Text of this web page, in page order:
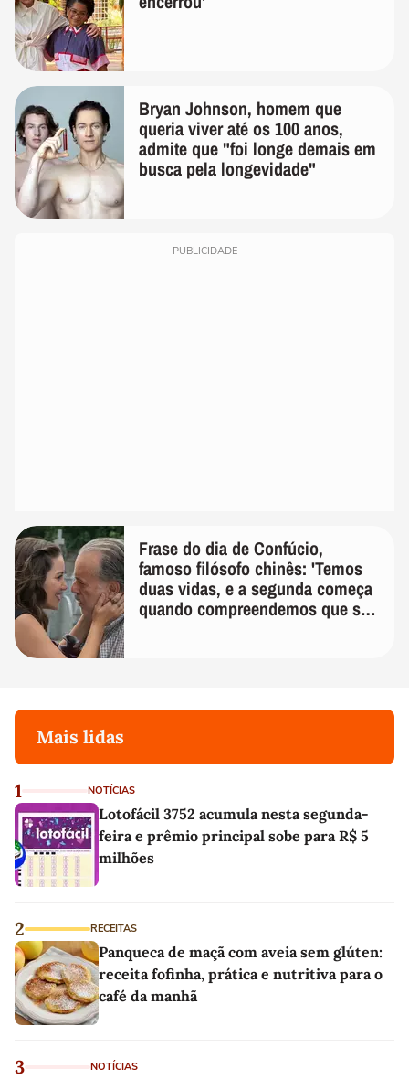
Bryan Johnson, homem que
queria viver até os 100 anos,
admite que "foi longe demais em
busca pela longevidade"
PUBLICIDADE
Frase do dia de Confúcio,
famoso filósofo chinês: 'Temos
duas vidas, e a segunda começa
quando compreendemos que só
Mais lidas
1 NOTÍCIAS
Lotofácil 3752 acumula nesta segunda-
feira e prêmio principal sobe para R$ 5
milhões
2 RECEITAS
Panqueca de maçã com aveia sem glúten:
receita fofinha, prática e nutritiva para o
café da manhã
3 NOTÍCIAS